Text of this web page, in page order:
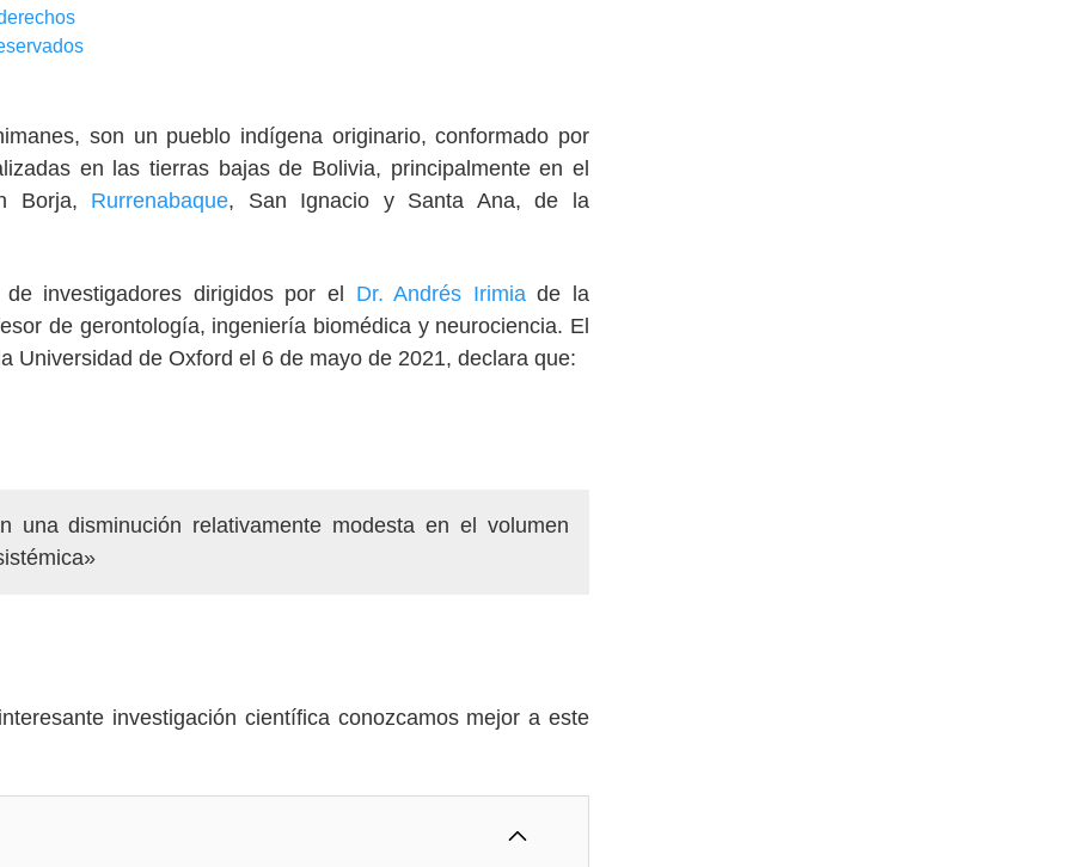
son un pueblo indígena originario, conformado por
en las tierras bajas de Bolivia, principalmente en el
Borja, Rurrenabaque, San Ignacio y Santa Ana, de la
investigadores dirigidos por el Dr. Andrés Irimiade la
de gerontología, ingeniería biomédica y neurociencia. El
Universidad de Oxford el 6 de mayo de 2021, declara que:
una disminución relativamente modesta en el volumen
investigación científica conozcamos mejor a este